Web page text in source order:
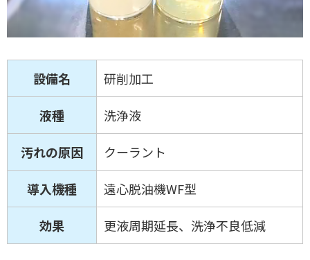
設備名 研削加工
液種 洗浄液
汚れの原因 クーラント
導入機種 遠心脱油機WF型
効果 更液周期延長、洗浄不良低減